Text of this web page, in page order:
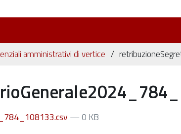
amministrativi di vertice
— 0 KB